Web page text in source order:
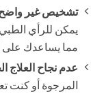
تشخيص غير
يمكن للرأي الطبي
مما يساعدك على
عدم نجاح العلاج
المرجوة أو كنت